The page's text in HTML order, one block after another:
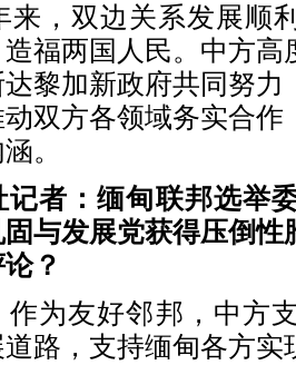
来，双边关系发展顺
福两国人民。中方高
黎加新政府共同努
双方各领域务实合作
。
记者：缅甸联邦选举
与发展党获得压倒性
？
作为友好邻邦，中方
路，支持缅甸各方实